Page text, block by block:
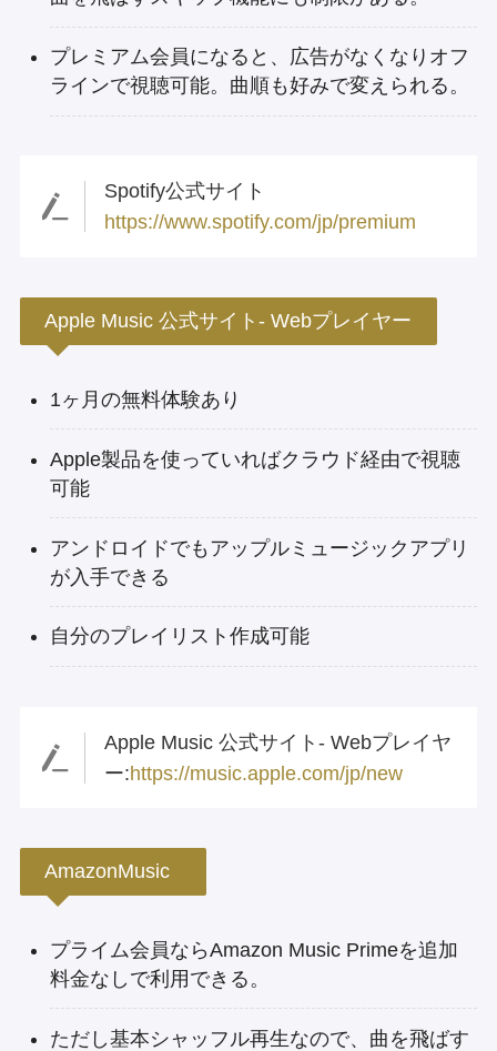
プレミアム会員になると、広告がなくなりオフ
ラインで視聴可能。曲順も好みで変えられる。
Spotify公式サイト
https://www.spotify.com/jp/premium
Apple Music 公式サイト- Webプレイヤー
1ヶ月の無料体験あり
Apple製品を使っていればクラウド経由で視聴
可能
アンドロイドでもアップルミュージックアプリ
が入手できる
自分のプレイリスト作成可能
Apple Music 公式サイト- Webプレイヤ
ー:https://music.apple.com/jp/new
AmazonMusic
プライム会員ならAmazon Music Primeを追加
料金なしで利用できる。
ただし基本シャッフル再生なので、曲を飛ばす